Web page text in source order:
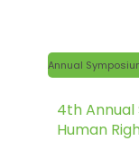
Annual
4th Annual
Human